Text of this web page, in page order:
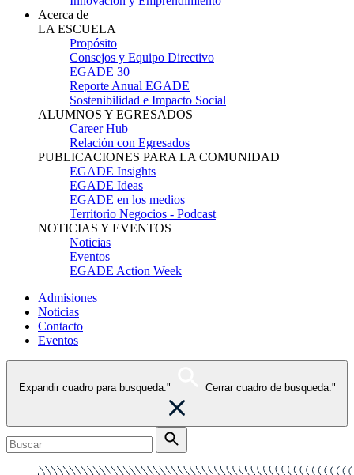
Acerca de
LA ESCUELA
Propósito
Consejos y Equipo Directivo
EGADE 30
Reporte Anual EGADE
Sostenibilidad e Impacto Social
ALUMNOS Y EGRESADOS
Career Hub
Relación con Egresados
PUBLICACIONES PARA LA COMUNIDAD
EGADE Insights
EGADE Ideas
EGADE en los medios
Territorio Negocios - Podcast
NOTICIAS Y EVENTOS
Noticias
Eventos
EGADE Action Week
Admisiones
Noticias
Contacto
Eventos
Expandir cuadro para busqueda." Cerrar cuadro de busqueda."